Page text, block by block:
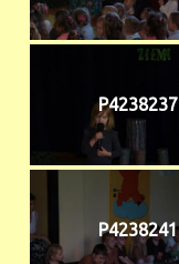
P4238237
P4238241